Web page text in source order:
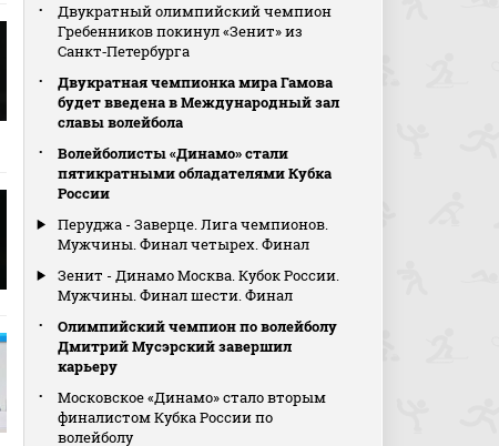
Двукратный олимпийский чемпион
Гребенников покинул «Зенит» из
Санкт‑Петербурга
Двукратная чемпионка мира Гамова
будет введена в Международный зал
славы волейбола
Волейболисты «Динамо» стали
пятикратными обладателями Кубка
России
Перуджа - Заверце. Лига чемпионов.
Мужчины. Финал четырех. Финал
Зенит - Динамо Москва. Кубок России.
Мужчины. Финал шести. Финал
Олимпийский чемпион по волейболу
Дмитрий Мусэрский завершил
карьеру
Московское «Динамо» стало вторым
финалистом Кубка России по
волейболу